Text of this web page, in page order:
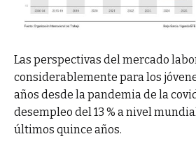
Las perspectivas del mercado
considerablemente para los
años desde la pandemia de la
desempleo del 13 % a nivel
últimos quince años.